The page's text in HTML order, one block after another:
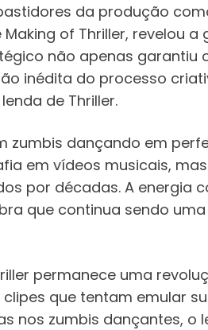
da produção
of Thriller, revelou
não apenas garantiu
inédita do processo
de Thriller.
zumbis dançando em
em vídeos musicais,
por décadas. A energia
que continua sendo
permanece uma
que tentam emular
nos zumbis dançantes, o